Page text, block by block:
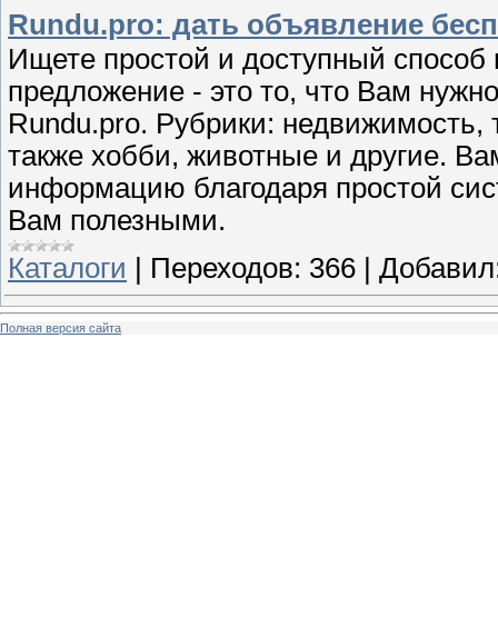
Rundu.pro: дать объявление
Ищете простой и доступный
предложение - это то, что Вам
Rundu.pro. Рубрики: недвижимость,
также хобби, животные и другие.
информацию благодаря простой
Вам полезными.
Каталоги
Переходов: 366
Полная версия сайта